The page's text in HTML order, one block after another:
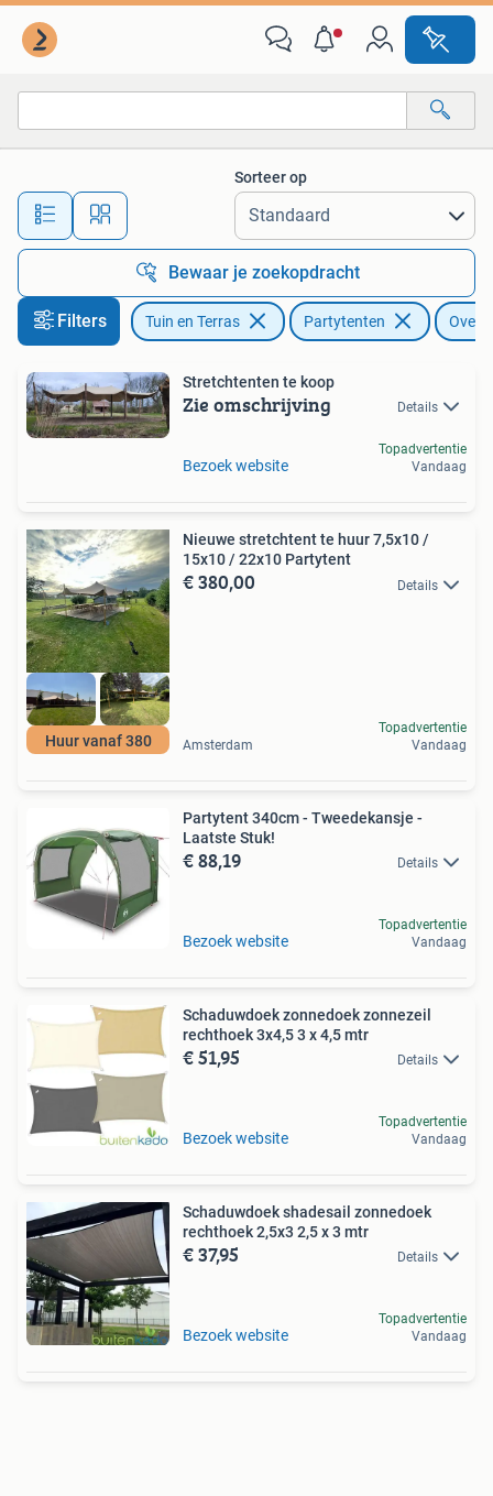
Alle afstanden…
Sorteer op
Bewaar je zoekopdracht
Filters Tuin en Terras Partytenten
Stretchtenten te koop
Zie omschrijving Details
Bezoek website
Topadvertentie
Vandaag
Huur vanaf 380
Nieuwe stretchtent te huur 7,5x10 /
15x10 / 22x10 Partytent
€ 380,00 Details
Amsterdam
Topadvertentie
Vandaag
Partytent 340cm - Tweedekansje -
Laatste Stuk!
€ 88,19 Details
Bezoek website
Topadvertentie
Vandaag
Schaduwdoek zonnedoek zonnezeil
rechthoek 3x4,5 3 x 4,5 mtr
€ 51,95 Details
Bezoek website
Topadvertentie
Vandaag
Schaduwdoek shadesail zonnedoek
rechthoek 2,5x3 2,5 x 3 mtr
€ 37,95 Details
Bezoek website
Topadvertentie
Vandaag